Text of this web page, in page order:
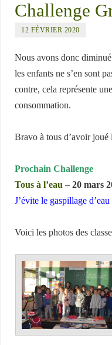
Challenge
12 FÉVRIER 2020
Nous avons donc
les enfants ne s’en sont
contre, cela représente
consommation.
Bravo à tous d’avoir joué
Prochain Challenge
Tous à l’eau – 20 mars
J’évite le gaspillage
Voici les photos des